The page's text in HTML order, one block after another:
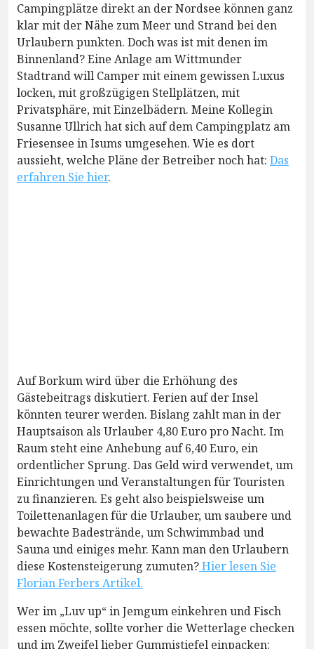
Campingplätze direkt an der Nordsee können ganz
klar mit der Nähe zum Meer und Strand bei den
Urlaubern punkten. Doch was ist mit denen im
Binnenland? Eine Anlage am Wittmunder
Stadtrand will Camper mit einem gewissen Luxus
locken, mit großzügigen Stellplätzen, mit
Privatsphäre, mit Einzelbädern. Meine Kollegin
Susanne Ullrich hat sich auf dem Campingplatz am
Friesensee in Isums umgesehen. Wie es dort
aussieht, welche Pläne der Betreiber noch hat: Das
erfahren Sie hier.
Auf Borkum wird über die Erhöhung des
Gästebeitrags diskutiert. Ferien auf der Insel
könnten teurer werden. Bislang zahlt man in der
Hauptsaison als Urlauber 4,80 Euro pro Nacht. Im
Raum steht eine Anhebung auf 6,40 Euro, ein
ordentlicher Sprung. Das Geld wird verwendet, um
Einrichtungen und Veranstaltungen für Touristen
zu finanzieren. Es geht also beispielsweise um
Toilettenanlagen für die Urlauber, um saubere und
bewachte Badestrände, um Schwimmbad und
Sauna und einiges mehr. Kann man den Urlaubern
diese Kostensteigerung zumuten?Hier lesen Sie
Florian Ferbers Artikel.
Wer im „Luv up“ in Jemgum einkehren und Fisch
essen möchte, sollte vorher die Wetterlage checken
und im Zweifel lieber Gummistiefel einpacken: